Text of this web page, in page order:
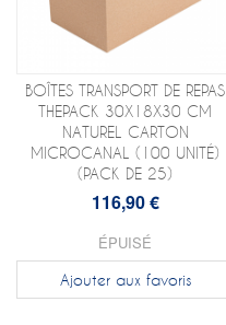
BOÎTES TRANSPORT DE REPAS
THEPACK 30X18X30 CM
NATUREL CARTON
MICROCANAL (100 UNITÉ)
(PACK DE 25)
116,90 €
ÉPUISÉ
Ajouter aux favoris